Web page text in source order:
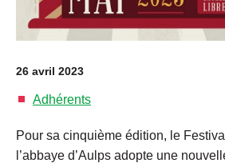
26 avril 2023
Adhérents
Pour sa cinquième édition, le
l’abbaye d’Aulps adopte une